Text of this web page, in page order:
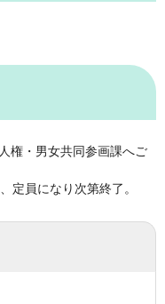
権・男女共同参画課へご
定員になり次第終了。